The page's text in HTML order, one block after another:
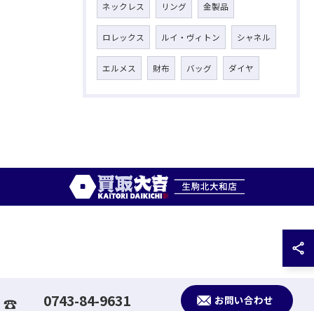
ネックレス リング 金製品
ロレックス ルイ・ヴィトン シャネル
エルメス 財布 バッグ ダイヤ
0743-84-9631 お問い合わせ